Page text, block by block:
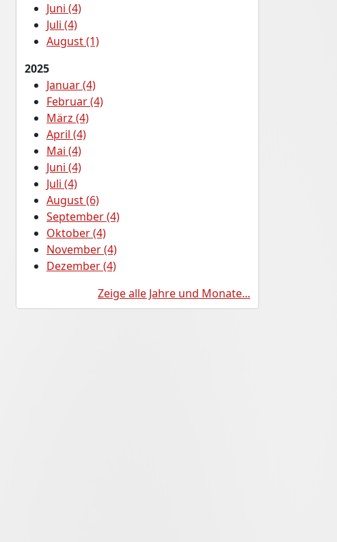
Juni (4)
Juli (4)
August (1)
2025
Januar (4)
Februar (4)
März (4)
April (4)
Mai (4)
Juni (4)
Juli (4)
August (6)
September (4)
Oktober (4)
November (4)
Dezember (4)
Zeige alle Jahre und Monate...